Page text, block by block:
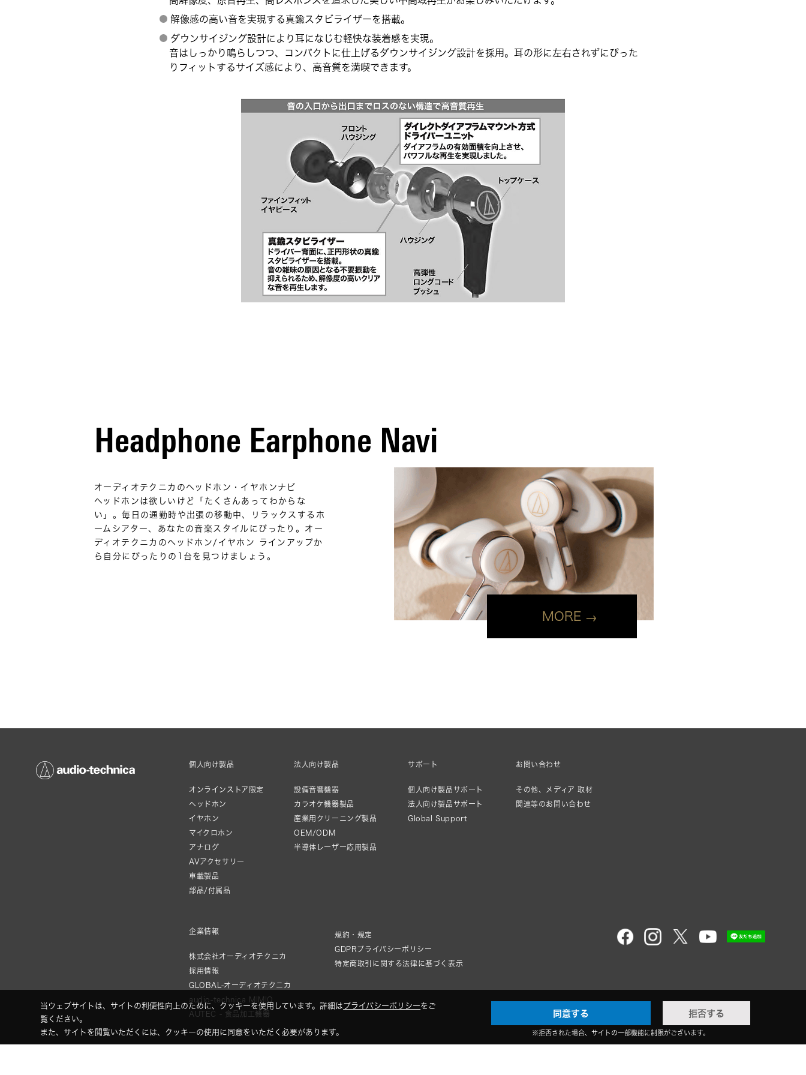
解像感の高い音を実現する真鍮スタビライザーを搭載。
ダウンサイジング設計により耳になじむ軽快な装着感を実現。
音はしっかり鳴らしつつ、コンパクトに仕上げるダウンサイジング設計を採用。耳の形に左右されずにぴった
りフィットするサイズ感により、高音質を満喫できます。
Headphone Earphone Navi
オーディオテクニカのヘッドホン・イヤホンナビ
ヘッドホンは欲しいけど「たくさんあってわからな
い」。毎日の通勤時や出張の移動中、リラックスするホ
ームシアター、あなたの音楽スタイルにぴったり。オー
ディオテクニカのヘッドホン/イヤホン ラインアップか
ら自分にぴったりの1台を見つけましょう。
MORE
個人向け製品
オンラインストア限定
ヘッドホン
イヤホン
マイクロホン
アナログ
AVアクセサリー
車載製品
部品/付属品
法人向け製品
設備音響機器
カラオケ機器製品
産業用クリーニング製品
OEM/ODM
半導体レーザー応用製品
サポート
個人向け製品サポート
法人向け製品サポート
Global Support
お問い合わせ
その他、メディア 取材
関連等のお問い合わせ
企業情報
株式会社オーディオテクニカ
採用情報
GLOBAL-オーディオテクニカ
audio-technica MIMIO
AUTEC - 食品加工機器
規約・規定
GDPRプライバシーポリシー
特定商取引に関する法律に基づく表示
当ウェブサイトは、サイトの利便性向上のために、クッキーを使用しています。詳細はプライバシーポリシーをご
覧ください。
また、サイトを閲覧いただくには、クッキーの使用に同意をいただく必要があります。
同意する 拒否する
※拒否された場合、サイトの一部機能に制限がございます。